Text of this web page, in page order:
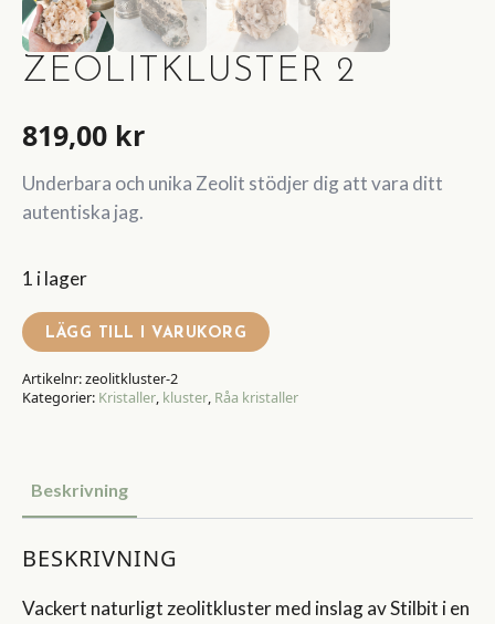
ZEOLITKLUSTER 2
819,00 kr
Underbara och unika Zeolit stödjer dig att vara ditt
autentiska jag.
1 i lager
LÄGG TILL I VARUKORG
Artikelnr:zeolitkluster-2
Kategorier: Kristaller, kluster, Råa kristaller
Beskrivning
BESKRIVNING
Vackert naturligt zeolitkluster med inslag av Stilbit i en